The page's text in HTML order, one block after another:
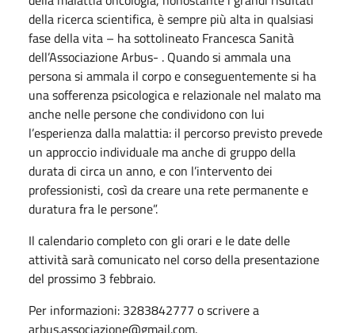
della ricerca scientifica, è sempre più alta in qualsiasi
fase della vita – ha sottolineato Francesca Sanità
dell’Associazione Arbus- . Quando si ammala una
persona si ammala il corpo e conseguentemente si ha
una sofferenza psicologica e relazionale nel malato ma
anche nelle persone che condividono con lui
l’esperienza dalla malattia: il percorso previsto prevede
un approccio individuale ma anche di gruppo della
durata di circa un anno, e con l’intervento dei
professionisti, così da creare una rete permanente e
duratura fra le persone”.
Il calendario completo con gli orari e le date delle
attività sarà comunicato nel corso della presentazione
del prossimo 3 febbraio.
Per informazioni: 3283842777 o scrivere a
arbus.associazione@gmail.com.